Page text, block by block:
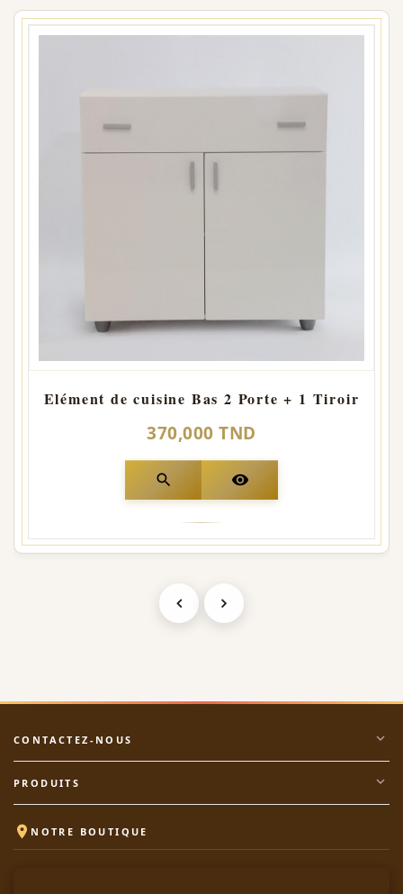
Elément de cuisine Bas 2 Porte + 1 Tiroir
370,000 TND
search visibility
CONTACTEZ-NOUS expand_more
PRODUITS expand_more
 NOTRE BOUTIQUE